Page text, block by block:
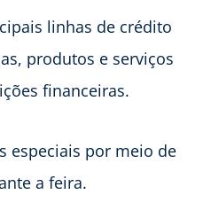
linhas de crédito
produtos e serviços
financeiras.
especiais por meio de
a feira.